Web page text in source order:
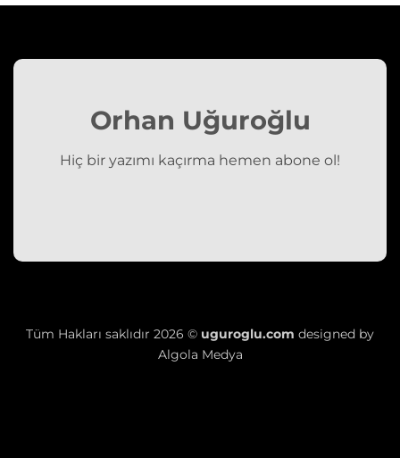
Orhan Uğuroğlu
Hiç bir yazımı kaçırma hemen abone ol!
Tüm Hakları saklıdır 2026 © uguroglu.com designed by
Algola Medya